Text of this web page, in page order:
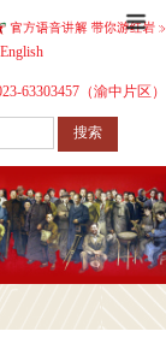
English
63303457（渝中片区）
搜索